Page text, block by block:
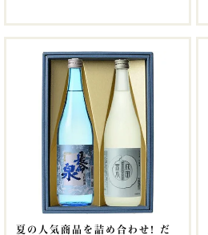
夏の人気商品を詰め合わせ! だ